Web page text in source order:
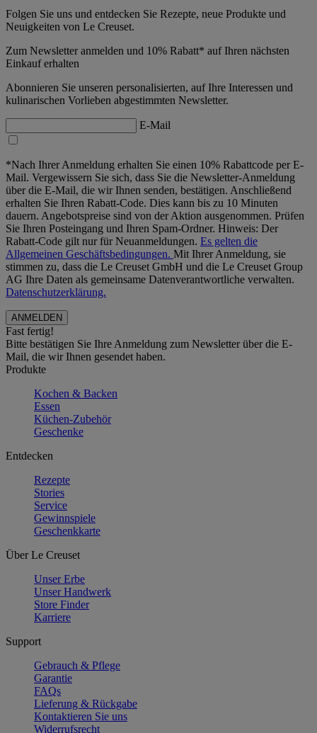
Folgen Sie uns und entdecken Sie Rezepte, neue Produkte und
Neuigkeiten von Le Creuset.
Zum Newsletter anmelden und 10% Rabatt* auf Ihren nächsten
Einkauf erhalten
Abonnieren Sie unseren personalisierten, auf Ihre Interessen und
kulinarischen Vorlieben abgestimmten Newsletter.
E-Mail
*Nach Ihrer Anmeldung erhalten Sie einen 10% Rabattcode per E-
Mail. Vergewissern Sie sich, dass Sie die Newsletter-Anmeldung
über die E-Mail, die wir Ihnen senden, bestätigen. Anschließend
erhalten Sie Ihren Rabatt-Code. Dies kann bis zu 10 Minuten
dauern. Angebotspreise sind von der Aktion ausgenommen. Prüfen
Sie Ihren Posteingang und Ihren Spam-Ordner. Hinweis: Der
Rabatt-Code gilt nur für Neuanmeldungen. Es gelten die
Allgemeinen Geschäftsbedingungen. Mit Ihrer Anmeldung, sie
stimmen zu, dass die Le Creuset GmbH und die Le Creuset Group
AG Ihre Daten als gemeinsame Datenverantwortliche verwalten.
Datenschutzerklärung.
Fast fertig!
Bitte bestätigen Sie Ihre Anmeldung zum Newsletter über die E-
Mail, die wir Ihnen gesendet haben.
Produkte
Kochen & Backen
Essen
Küchen-Zubehör
Geschenke
Entdecken
Rezepte
Stories
Service
Gewinnspiele
Geschenkkarte
Über Le Creuset
Unser Erbe
Unser Handwerk
Store Finder
Karriere
Support
Gebrauch & Pflege
Garantie
FAQs
Lieferung & Rückgabe
Kontaktieren Sie uns
Widerrufsrecht